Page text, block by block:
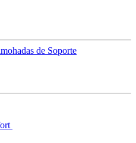
de Soporte